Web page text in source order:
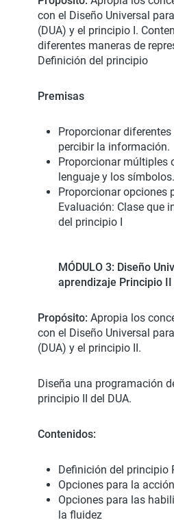
con el Diseño Universal
(DUA) y el principio I.
diferentes maneras de
Definición del principio
Premisas
Proporcionar
percibir la información.
Proporcionar múltiples
lenguaje y los símbolos.
Proporcionar opciones
Evaluación: Clase que
del principio I
MÓDULO 3: Diseño
aprendizaje Principio II
Propósito: Apropia los
con el Diseño Universal
(DUA) y el principio II.
Diseña una programación
principio II del DUA.
Contenidos:
Definición del principio
Opciones para la
Opciones para las
la fluidez